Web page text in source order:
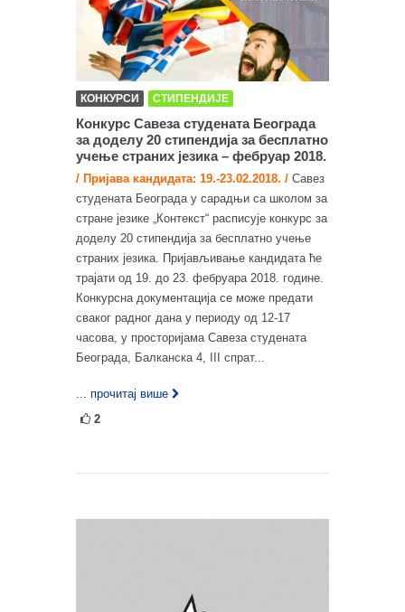
КОНКУРСИ СТИПЕНДИЈЕ
Конкурс Савеза студената Београда
за доделу 20 стипендија за бесплатнo
учење страних језика – фебруар 2018.
/ Пријава кандидата: 19.-23.02.2018. / Савез
студената Београда у сарадњи са школом за
стране језике „Контекст“ расписује конкурс за
доделу 20 стипендија за бесплатнo учење
страних језика. Пријављивање кандидата ће
трајати од 19. до 23. фебруара 2018. године.
Конкурсна документација се може предати
сваког радног дана у периоду од 12-17
часова, у просторијама Савеза студената
Београда, Балканска 4, III спрат...
... прочитај више
2